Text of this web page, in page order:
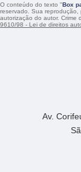
O conteúdo do texto "Box
reservado. Sua reprodução,
autorização do autor. Crime
9610/98 - Lei de direitos
Av.